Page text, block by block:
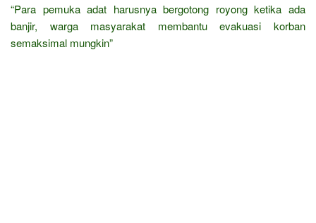
“Para pemuka adat harusnya bergotong royong ketika ada
banjir, warga masyarakat membantu evakuasi korban
semaksimal mungkin”